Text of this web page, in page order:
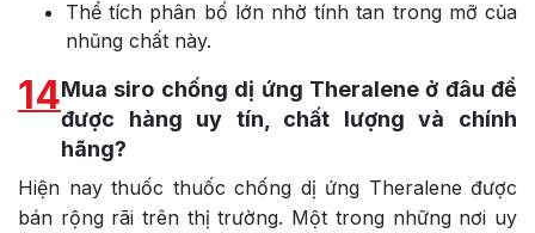
Thể tích phân bố lớn nhờ tính tan trong mỡ của
nhũng chất này.
14Mua siro chống dị ứng Theralene ở đâu để
được hàng uy tín, chất lượng và chính
hãng?
Hiện nay thuốc thuốc chống dị ứng Theralene được
bán rộng rãi trên thị trường. Một trong những nơi uy